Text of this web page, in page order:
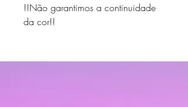
!!Não garantimos a continuidade
da cor!!